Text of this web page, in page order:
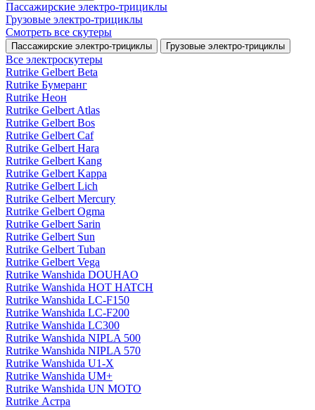
Пассажирские электро‑трициклы
Грузовые электро‑трициклы
Смотреть все скутеры
Пассажирские электро‑трициклы Грузовые электро‑трициклы
Все электро­скутеры
Rutrike Gelbert Beta
Rutrike Бумеранг
Rutrike Неон
Rutrike Gelbert Atlas
Rutrike Gelbert Bos
Rutrike Gelbert Caf
Rutrike Gelbert Hara
Rutrike Gelbert Kang
Rutrike Gelbert Kappa
Rutrike Gelbert Lich
Rutrike Gelbert Mercury
Rutrike Gelbert Ogma
Rutrike Gelbert Sarin
Rutrike Gelbert Sun
Rutrike Gelbert Tuban
Rutrike Gelbert Vega
Rutrike Wanshida DOUHAO
Rutrike Wanshida HOT HATCH
Rutrike Wanshida LC-F150
Rutrike Wanshida LC-F200
Rutrike Wanshida LC300
Rutrike Wanshida NIPLA 500
Rutrike Wanshida NIPLA 570
Rutrike Wanshida U1-X
Rutrike Wanshida UM+
Rutrike Wanshida UN MOTO
Rutrike Астра